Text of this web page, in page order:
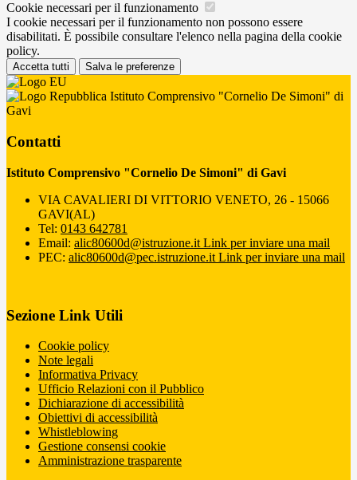
Cookie necessari per il funzionamento
I cookie necessari per il funzionamento non possono essere
disabilitati. È possibile consultare l'elenco nella pagina della cookie
policy.
Accetta tutti Salva le preferenze
Istituto Comprensivo "Cornelio De Simoni" di
Gavi
Contatti
Istituto Comprensivo "Cornelio De Simoni" di Gavi
VIA CAVALIERI DI VITTORIO VENETO, 26 - 15066
GAVI(AL)
Tel: 0143 642781
Email: alic80600d@istruzione.it Link per inviare una mail
PEC: alic80600d@pec.istruzione.it Link per inviare una mail
Sezione Link Utili
Cookie policy
Note legali
Informativa Privacy
Ufficio Relazioni con il Pubblico
Dichiarazione di accessibilità
Obiettivi di accessibilità
Whistleblowing
Gestione consensi cookie
Amministrazione trasparente